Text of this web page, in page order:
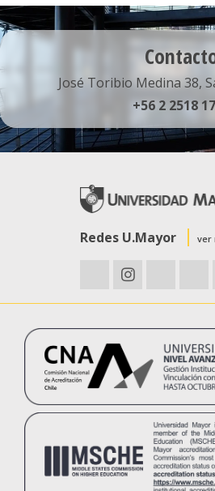
José Toribio Medina 38,
+56 2 2518
Redes U.Mayor ver